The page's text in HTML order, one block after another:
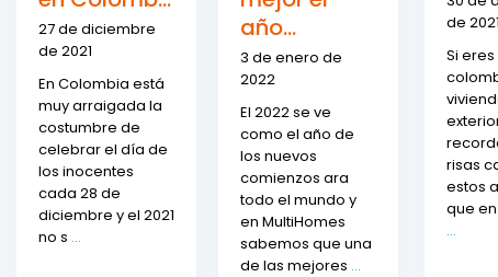
27 de diciembre
de 2021
En Colombia está
muy arraigada la
costumbre de
celebrar el día de
los inocentes
cada 28 de
diciembre y el 2021
no s ...
año...
3 de enero de
2022
El 2022 se ve
como el año de
los nuevos
comienzos ara
todo el mundo y
en MultiHomes
sabemos que una
de las mejores ...
de 2021
Si eres
risas
estos
que
...